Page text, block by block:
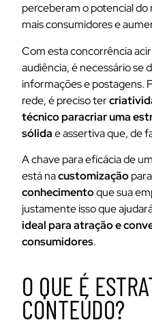
perceberam o potencial do
mais consumidores e
Com esta concorrência
audiência, é necessário se
informações e postagens.
rede, é preciso ter
técnico paracriar uma
sólida e assertiva que, de
A chave para eficácia de
está nacustomização
conhecimentoque sua
justamente isso que
ideal para atração e
consumidores.
O QUE É
CONTEÚDO?